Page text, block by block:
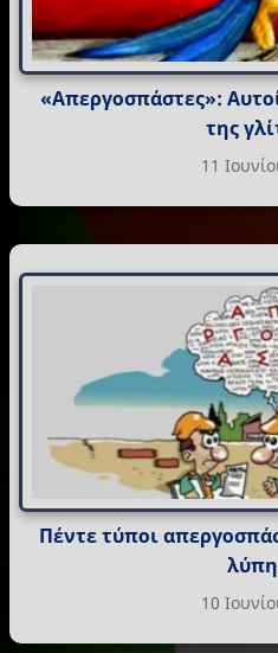
«Απεργοσπάστες»:
της
11
Πέντε τύποι
10